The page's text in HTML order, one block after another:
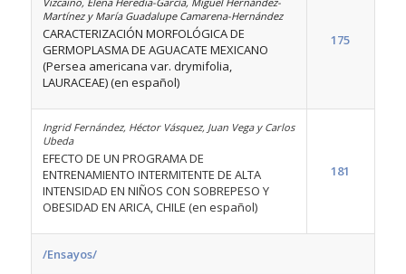
Martínez y María Guadalupe Camarena-Hernández
CARACTERIZACIÓN MORFOLÓGICA DE
GERMOPLASMA DE AGUACATE MEXICANO
(Persea americana var. drymifolia,
LAURACEAE)(en español)
175
Ingrid Fernández, Héctor Vásquez, Juan Vega y Carlos
Ubeda
EFECTO DE UN PROGRAMA DE
ENTRENAMIENTO INTERMITENTE DE ALTA
INTENSIDAD EN NIÑOS CON SOBREPESO Y
OBESIDAD EN ARICA, CHILE (en español)
181
/Ensayos/